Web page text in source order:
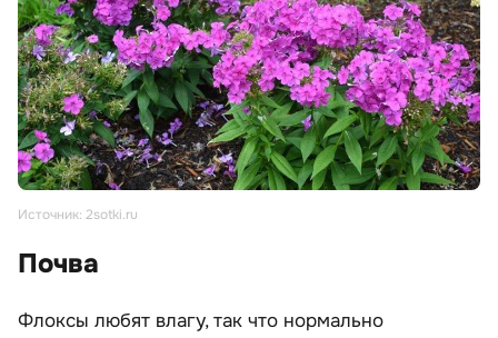
Источник: 2sotki.ru
Почва
Флоксы любят влагу, так что нормально